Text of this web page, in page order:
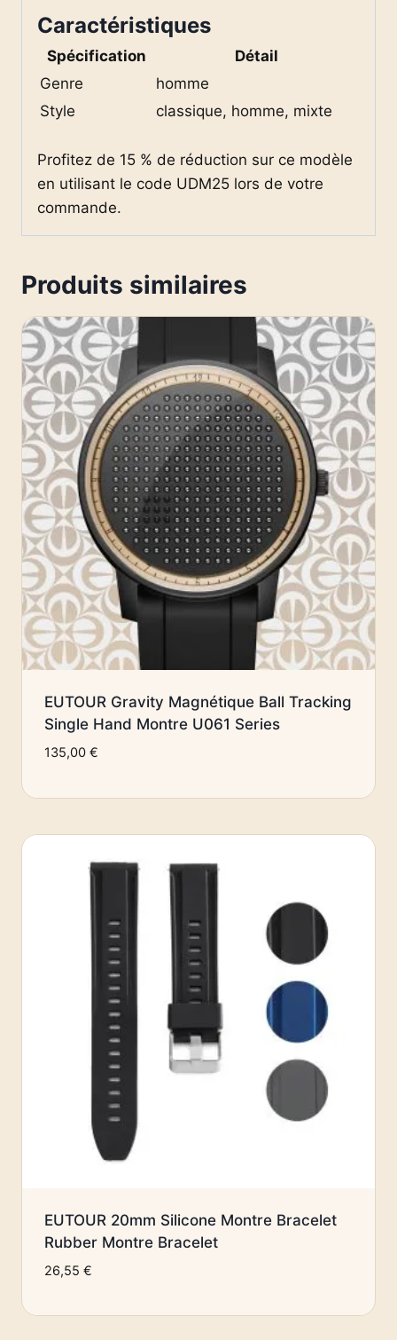
Caractéristiques
Spécification
Détail
Genre
homme
Style
classique, homme, mixte
Profitez de 15 % de réduction sur ce modèle
en utilisant le code UDM25 lors de votre
commande.
Produits similaires
EUTOUR Gravity Magnétique Ball Tracking
Single Hand Montre U061 Series
135,00 €
EUTOUR 20mm Silicone Montre Bracelet
Rubber Montre Bracelet
26,55 €